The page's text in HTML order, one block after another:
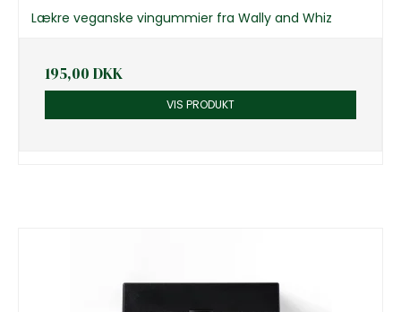
Lækre veganske vingummier fra Wally and Whiz
195,00 DKK
VIS PRODUKT